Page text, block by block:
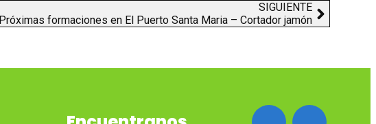
SIGUIENTE
Próximas formaciones en El Puerto Santa Maria – Cortador jamón